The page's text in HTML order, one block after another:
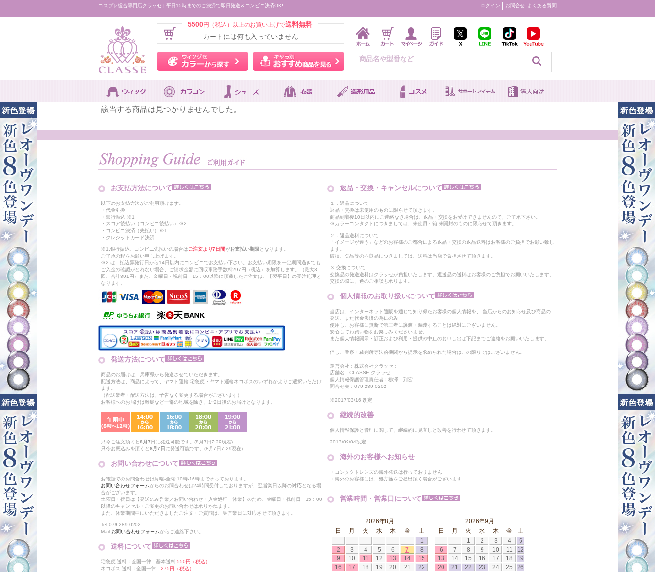
コスプレ総合専門店クラッセ | 平日15時までのご決済で即日発送＆コンビニ決済OK! ログイン お問合せ よくある質問
5500円（税込）以上のお買い上げで送料無料
カートには何も入っていません
ウィッグをカラーから探す キャラ別おすすめ商品を見る
該当する商品は見つかりませんでした。
お支払方法について
以下のお支払方法がご利用頂けます。
・代金引換
・銀行振込 ※1
・スコア後払い（コンビニ後払い）※2
・コンビニ決済（先払い）※1
・クレジットカード決済
※1.銀行振込、コンビニ先払いの場合はご注文より7日間がお支払い期限 となります。
ご了承の程をお願い申し上げます。
※2.は、払込票発行日から14日以内にコンビニでお支払い下さい。お支払い期限を一定期間過ぎても
ご入金の確認がとれない場合、ご請求金額に回収事務手数料297円（税込）を加算します。（最大3
回、合計891円）また、金曜日・祝前日 15：00以降に頂戴したご注文は、【翌平日】の受注処理と
なります。
発送方法について
商品のお届けは、兵庫県から発送させていただきます。
配送方法は、商品によって、ヤマト運輸 宅急便・ヤマト運輸ネコポスのいずれかよりご選択いただけ
ます。
（配送業者・配送方法は、予告なく変更する場合がございます）
お客様へのお届けは離島など一部の地域を除き、1~2日後のお届けとなります。
只今ご注文頂くと8月7日 に発送可能です。(8月7日7:29現在)
只今お振込みを頂くと8月7日 に発送可能です。(8月7日7:29現在)
お問い合わせについて
お電話でのお問合わせは月曜-金曜:10時-16時まで承っております。
お問い合わせフォームからのお問合わせは24時間受付しておりますが、翌営業日以降の対応となる場
合がございます。
土曜日・祝日は【発送のみ営業／お問い合わせ・入金処理 休業】のため、金曜日・祝前日 15：00
以降のキャンセル・ご変更のお問い合わせは承りかねます。
また、休業期間中にいただきましたご注文・ご質問は、翌営業日に対応させて頂きます。
Tel:079-289-0202
Mail:お問い合わせフォームからご連絡下さい。
送料について
宅急便 送料：全国一律 基本送料 550円（税込）
ネコポス 送料：全国一律 275円（税込）
返品・交換・キャンセルについて
１．返品について
返品・交換は未使用のものに限らせて頂きます。
商品到着後10日以内にご連絡なき場合は、返品・交換をお受けできませんので、ご了承下さい。
※カラーコンタクトにつきましては、未使用・箱 未開封のものに限らせて頂きます。
２．返品送料について
「イメージが違う」などのお客様のご都合による返品・交換の返品送料はお客様のご負担でお願い致し
ます。
破損、欠品等の不良品につきましては、送料は当店で負担させて頂きます。
３.交換について
交換品の発送送料はクラッセが負担いたします。返送品の送料はお客様のご負担でお願いいたします。
交換の際に、色のご相談も承ります。
個人情報のお取り扱いについて
当店は、インターネット通販を通じて知り得たお客様の個人情報を、 当店からのお知らせ及び商品の
発送、また代金決済の為にのみ
使用し、お客様に無断で第三者に譲渡・漏洩することは絶対にございません。
安心してお買い物をお楽しみくださいませ。
また個人情報開示・訂正および利用・提供の中止のお申し出は下記までご連絡をお願いいたします。
但し、警察・裁判所等法的機関から提示を求められた場合はこの限りではございません。
運営会社：株式会社クラッセ：
店舗名：CLASSE-クラッセ-
個人情報保護管理責任者：柳澤 到宏
問合せ先：079-289-0202
※2017/03/16 改定
継続的改善
個人情報保護と管理に関して、継続的に見直しと改善を行わせて頂きます。
2013/09/04改定
海外のお客様へお知らせ
・コンタクトレンズの海外発送は行っておりません
・海外のお客様には、処方箋をご提出頂く場合がございます
営業時間・営業日について
2026年8月
日
月 火 水 木 金
土
1
2
3 4 5 6 7
8
9
10 11 12 13 14
15
16
17 18 19 20 21
22
2026年9月
日
月 火 水 木 金
土
1
2 3 4
5
6
7 8 9 10 11
12
13
14 15 16 17 18
19
20
21 22 23 24 25
26